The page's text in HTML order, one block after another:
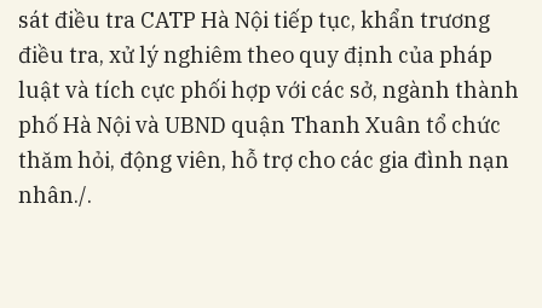
sát điều tra CATP Hà Nội tiếp tục, khẩn trương
điều tra, xử lý nghiêm theo quy định của pháp
luật và tích cực phối hợp với các sở, ngành thành
phố Hà Nội và UBND quận Thanh Xuân tổ chức
thăm hỏi, động viên, hỗ trợ cho các gia đình nạn
nhân./.